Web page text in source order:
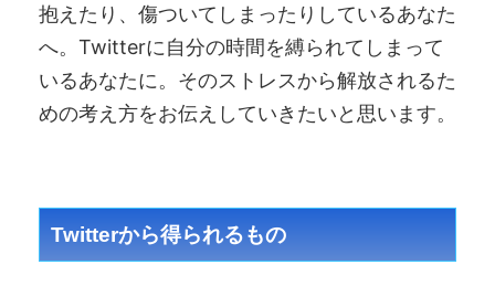
抱えたり、傷ついてしまったりしているあなた
へ。Twitterに自分の時間を縛られてしまって
いるあなたに。そのストレスから解放されるた
めの考え方をお伝えしていきたいと思います。
Twitterから得られるもの